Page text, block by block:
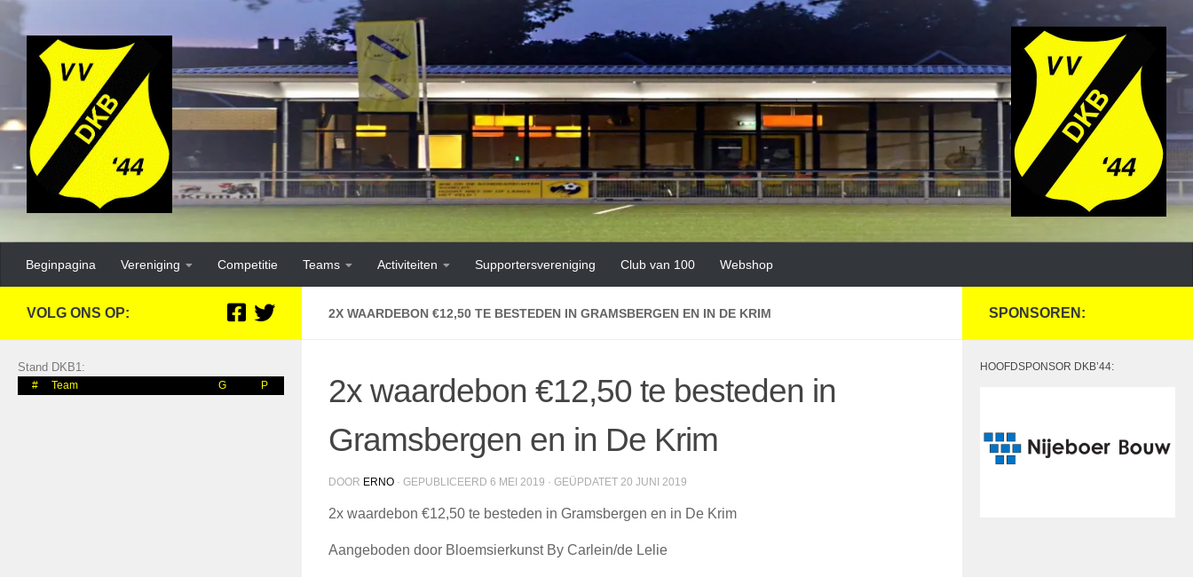
Beginpagina Vereniging Competitie Teams Activiteiten Supportersvereniging Club van 100 Webshop
2X WAARDEBON €12,50 TE BESTEDEN IN GRAMSBERGEN EN IN DE KRIM
2x waardebon €12,50 te besteden in
Gramsbergen en in De Krim
DOOR ERNO · GEPUBLICEERD 6 MEI 2019 · GEÜPDATET 20 JUNI 2019
2x waardebon €12,50 te besteden in Gramsbergen en in De Krim
Aangeboden door Bloemsierkunst By Carlein/de Lelie
VOLG ONS OP:
Stand DKB1:
# Team G P
SPONSOREN:
HOOFDSPONSOR DKB’44: